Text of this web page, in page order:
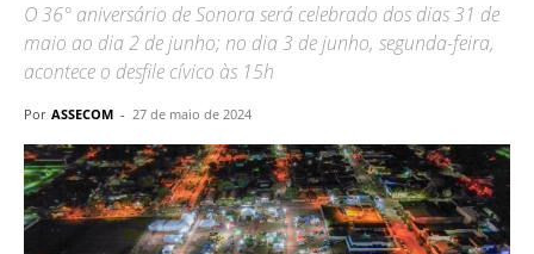
O 36° aniversário de Sonora será celebrado dos dias 31 de
maio ao dia 2 de junho; no dia 3 de junho, segunda-feira,
acontece o desfile cívico às 15h
Por ASSECOM - 27 de maio de 2024